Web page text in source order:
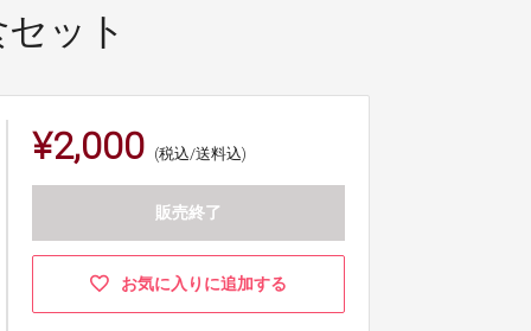
ット
¥2,000 (税込/送料込)
販売終了
お気に入りに追加する